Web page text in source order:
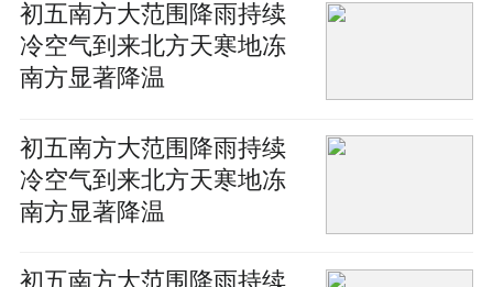
初五南方大范围降雨持续
冷空气到来北方天寒地冻
南方显著降温
初五南方大范围降雨持续
冷空气到来北方天寒地冻
南方显著降温
初五南方大范围降雨持续